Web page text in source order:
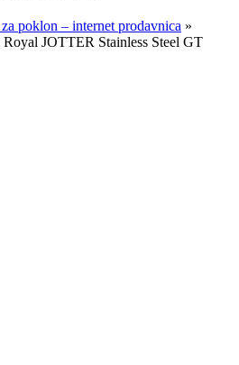
poklon – internet prodavnica »
JOTTER Stainless Steel GT